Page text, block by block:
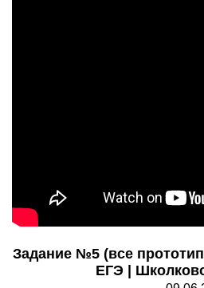
Задание №5 (все
ЕГЭ |